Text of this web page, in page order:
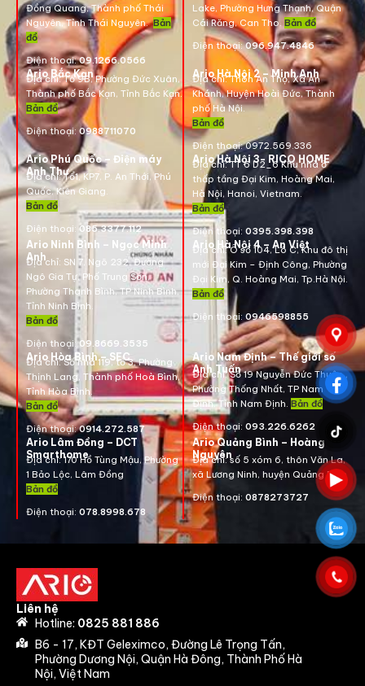
Đồng Quang, Thành phố Thái
Nguyên, Tỉnh Thái Nguyên.Bản
đồ
Điện thoại:09.1266.0566
Lake, Phường Hưng Thạnh, Quận
Cái Răng, Can Tho. Bản đồ
Điện thoại:096.947.4846
Ario Bắc Kạn
Địa chỉ:Tổ 9B, Phường Đức Xuân,
Thành phố Bắc Kạn, Tỉnh Bắc Kạn.
Bản đồ
Điện thoại: 0988711070
Ario Hà Nội 2 – Minh Anh
Địa chỉ:Thôn An Thọ, Xã An
Khánh, Huyện Hoài Đức, Thành
phố Hà Nội.
Bản đồ
Điện thoại:0972.569.336
Ario Phú Quốc – Điện máy
Anh Thư
Địa chỉ:Tổ1, KP7, P. An Thới, Phú
Quốc, Kiên Giang.
Bản đồ
Điện thoại: 085.3377.112
Ario Hà Nội 3- RICO HOME
Địa chỉ: TT 6 D2_6 Khu nhà ở
thấp tầng Đại Kim, Hoàng Mai,
Hà Nội, Hanoi, Vietnam
Bản đồ
Điện thoại: 0395.398.398
Ario Ninh Bình – Ngọc Minh
Anh
Địa chỉ: SN 7, Ngõ 232, Đường
Ngô Gia Tự, Phố Trung Sơn,
Phường Thanh Bình, TP Ninh Bình,
Tỉnh Ninh Bình.
Bản đồ
Điện thoại:09.8669.3535
Ario Hà Nội 4 – An Việt
Địa chỉ:Ô số 104, Lô C, Khu đô thị
mới Đại Kim – Định Công, Phường
Đại Kim, Q. Hoàng Mai, Tp.Hà Nội.
Bản đồ
Điện thoại: 0946598855
Ario Hòa Bình – SEC
Địa chỉ:Số nhà 119, tổ 3, Phường
Thịnh Lang, Thành phố Hoà Bình,
Tỉnh Hòa Bình.
Bản đồ
Điện thoại:0914.272.587
Ario Nam Định – Thế giới số
Anh Tuấn
Địa chỉ:Số 19 Nguyễn Đức Thuận ,
Phường Thống Nhất, TP Nam
Định, Tỉnh Nam Định. Bản đồ
Điện thoại: 093.226.6262
Ario Lâm Đồng – DCT
Smarthome
Địa chỉ: 170 Hồ Tùng Mậu, Phường
1 Bảo Lộc, Lâm Đồng
Bản đồ
Điện thoại: 078.8998.678
Ario Quảng Bình – Hoàng
Nguyên
Địa chỉ: số 5 xóm 6, thôn Văn La,
xã Lương Ninh, huyện Quảng Bình
Điện thoại: 0878273727
Liên hệ
Hotline: 0825 881 886
B6 - 17, KĐT Geleximco, Đường Lê Trọng Tấn,
Phường Dương Nội, Quận Hà Đông, Thành Phố Hà
Nội, Việt Nam